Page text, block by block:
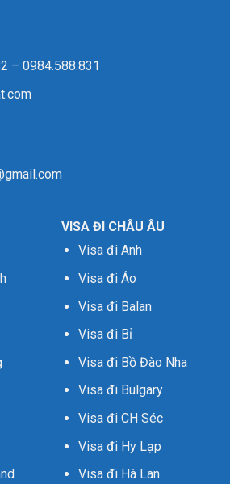
– 0984.588.831
VISA ĐI CHÂU ÂU
Visa đi Anh
Visa đi Áo
Visa đi Balan
Visa đi Bỉ
Visa đi Bồ Đào Nha
Visa đi Bulgary
Visa đi CH Séc
Visa đi Hy Lạp
Visa đi Hà Lan